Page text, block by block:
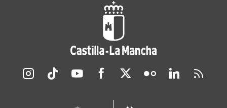
Redes sociales JCCM